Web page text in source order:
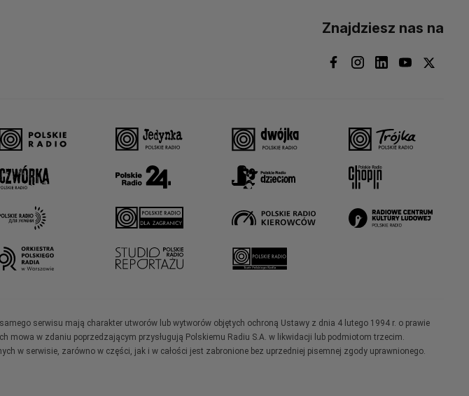
Znajdziesz nas na
serwisu mają charakter utworów lub wytworów objętych ochroną Ustawy z dnia 4 lutego 1994 r. o prawie
mowa w zdaniu poprzedzającym przysługują Polskiemu Radiu S.A. w likwidacji lub podmiotom trzecim.
w serwisie, zarówno w części, jak i w całości jest zabronione bez uprzedniej pisemnej zgody uprawnionego.